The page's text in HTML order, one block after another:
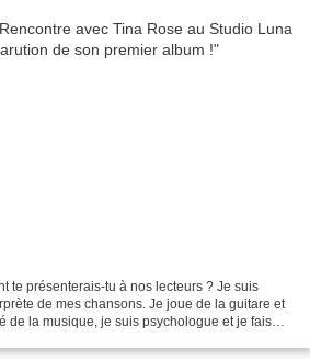
te présenterais-tu à nos lecteurs ? Je suis
de mes chansons. Je joue de la guitare et
de la musique, je suis psychologue et je fais